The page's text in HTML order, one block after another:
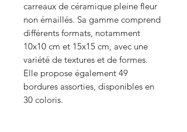
carreaux de céramique pleine fleur
non émaillés. Sa gamme comprend
différents formats, notamment
10x10 cm et 15x15 cm, avec une
variété de textures et de formes.
Elle propose également 49
bordures assorties, disponibles en
30 coloris.